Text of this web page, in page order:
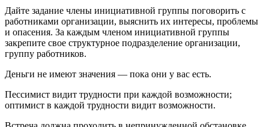
Дайте задание члены инициативной группы поговорить с
работниками организации, выяснить их интересы, проблемы
и опасения. За каждым членом инициативной группы
закрепите свое структурное подразделение организации,
группу работников.
Деньги не имеют значения — пока они у вас есть.
Пессимист видит трудности при каждой возможности;
оптимист в каждой трудности видит возможности.